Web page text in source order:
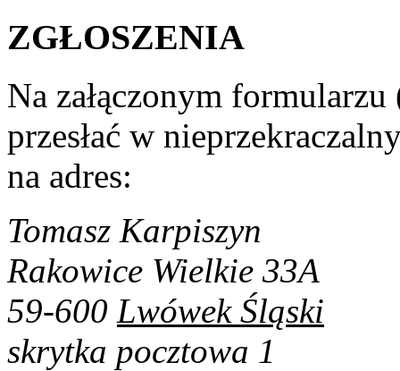
ZGŁOSZENIA
Na załączonym
przesłać w
na adres:
Tomasz Karpiszyn
Rakowice Wielkie 33A
59-600 Lwówek Śląski
skrytka pocztowa 1